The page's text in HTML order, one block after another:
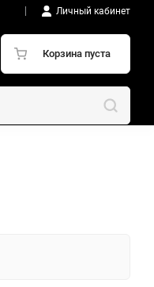
Личный кабинет
Корзина пуста